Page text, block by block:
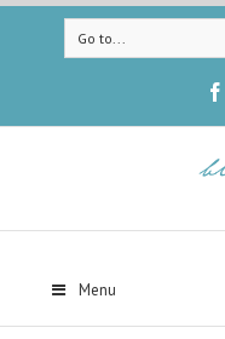
Go to...
Menu